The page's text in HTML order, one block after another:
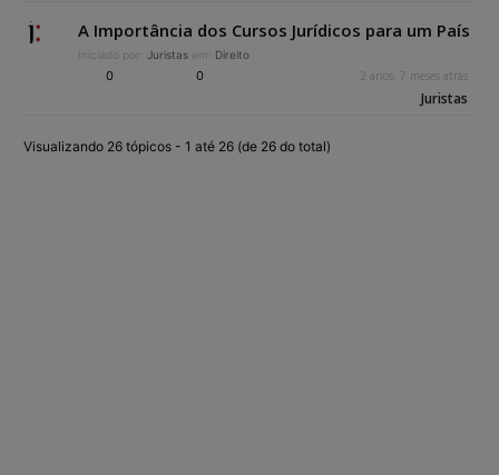
A Importância dos Cursos Jurídicos para um País
Iniciado por: Juristas em: Direito
0 0 2 anos, 7 meses atrás
Juristas
Visualizando 26 tópicos - 1 até 26 (de 26 do total)